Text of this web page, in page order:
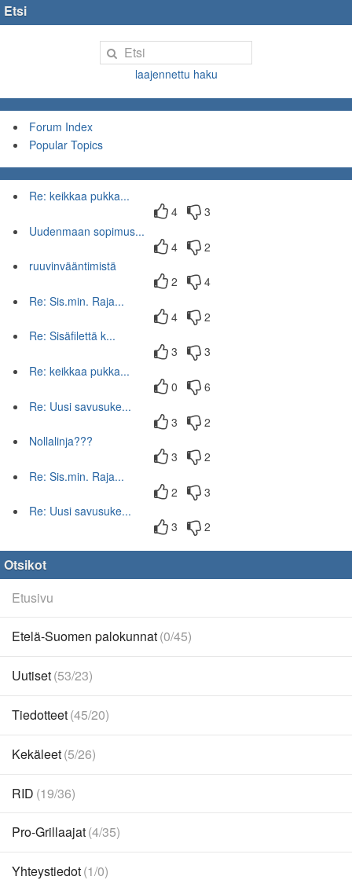
Etsi
laajennettu haku
Forum Index
Popular Topics
Re: keikkaa pukka...
4
3
Uudenmaan sopimus...
4
2
ruuvinvääntimistä
2
4
Re: Sis.min. Raja...
4
2
Re: Sisäfilettä k...
3
3
Re: keikkaa pukka...
0
6
Re: Uusi savusuke...
3
2
Nollalinja???
3
2
Re: Sis.min. Raja...
2
3
Re: Uusi savusuke...
3
2
Otsikot
Etusivu
Etelä-Suomen palokunnat(0/45)
Uutiset(53/23)
Tiedotteet(45/20)
Kekäleet(5/26)
RID (19/36)
Pro-Grillaajat(4/35)
Yhteystiedot(1/0)